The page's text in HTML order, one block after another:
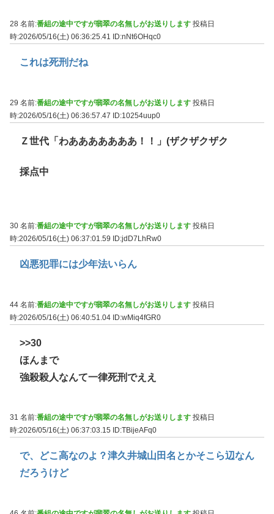
28 名前:番組の途中ですが翡翠の名無しがお送りします 投稿日
時:2026/05/16(土) 06:36:25.41
ID:nNt6OHqc0
これは死刑だね
29 名前:番組の途中ですが翡翠の名無しがお送りします 投稿日
時:2026/05/16(土) 06:36:57.47 ID:10254uup0
Ｚ世代「わあああああああ！！」(ザクザクザク
採点中
30 名前:番組の途中ですが翡翠の名無しがお送りします 投稿日
時:2026/05/16(土) 06:37:01.59
ID:jdD7LhRw0
凶悪犯罪には少年法いらん
44 名前:番組の途中ですが翡翠の名無しがお送りします 投稿日
時:2026/05/16(土) 06:40:51.04 ID:wMiq4fGR0
>>30
ほんまで
強殺殺人なんて一律死刑でええ
31 名前:番組の途中ですが翡翠の名無しがお送りします 投稿日
時:2026/05/16(土) 06:37:03.15
ID:TBijeAFq0
で、どこ高なのよ？津久井城山田名とかそこら辺なん
だろうけど